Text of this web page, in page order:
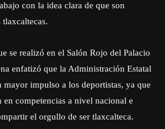
con la idea clara de que son
se realizó en el Salón Rojo del Palacio
enfatizó que la Administración Estatal
mayor impulso a los deportistas, ya que
competencias a nivel nacional e
el orgullo de ser tlaxcalteca.